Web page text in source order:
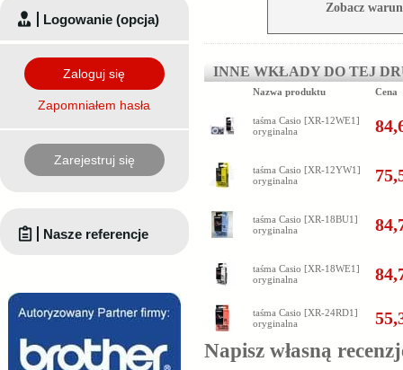
Zobacz
INNE WKŁADY DO TEJ
Nazwa produktu Cena
taśma Casio [XR-12WE1]
oryginalna
taśma Casio [XR-12YW1]
oryginalna
taśma Casio [XR-18BU1]
oryginalna
taśma Casio [XR-18WE1]
oryginalna
taśma Casio [XR-24RD1]
oryginalna
Napisz własną
Logowanie (opcja)
Zaloguj się
Zapomniałem hasła
Zarejestruj się
Nasze referencje